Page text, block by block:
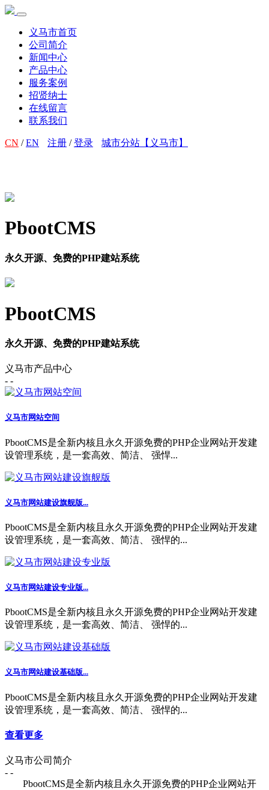
义马市首页
公司简介
新闻中心
产品中心
服务案例
招贤纳士
在线留言
联系我们
CN /EN 注册 /登录 城市分站【义马市】
PbootCMS
永久开源、免费的PHP建站系统
PbootCMS
永久开源、免费的PHP建站系统
义马市产品中心
- -
义马市网站空间
PbootCMS是全新内核且永久开源免费的PHP企业网站开发建
设管理系统，是一套高效、简洁、 强悍...
义马市网站建设旗舰版...
PbootCMS是全新内核且永久开源免费的PHP企业网站开发建
设管理系统，是一套高效、简洁、 强悍的...
义马市网站建设专业版...
PbootCMS是全新内核且永久开源免费的PHP企业网站开发建
设管理系统，是一套高效、简洁、 强悍的...
义马市网站建设基础版...
PbootCMS是全新内核且永久开源免费的PHP企业网站开发建
设管理系统，是一套高效、简洁、 强悍的...
查看更多
义马市公司简介
- -
PbootCMS是全新内核且永久开源免费的PHP企业网站开